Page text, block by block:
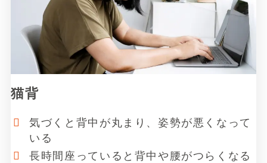
猫背
気づくと背中が丸まり、姿勢が悪くなって
いる
長時間座っていると背中や腰がつらくなる